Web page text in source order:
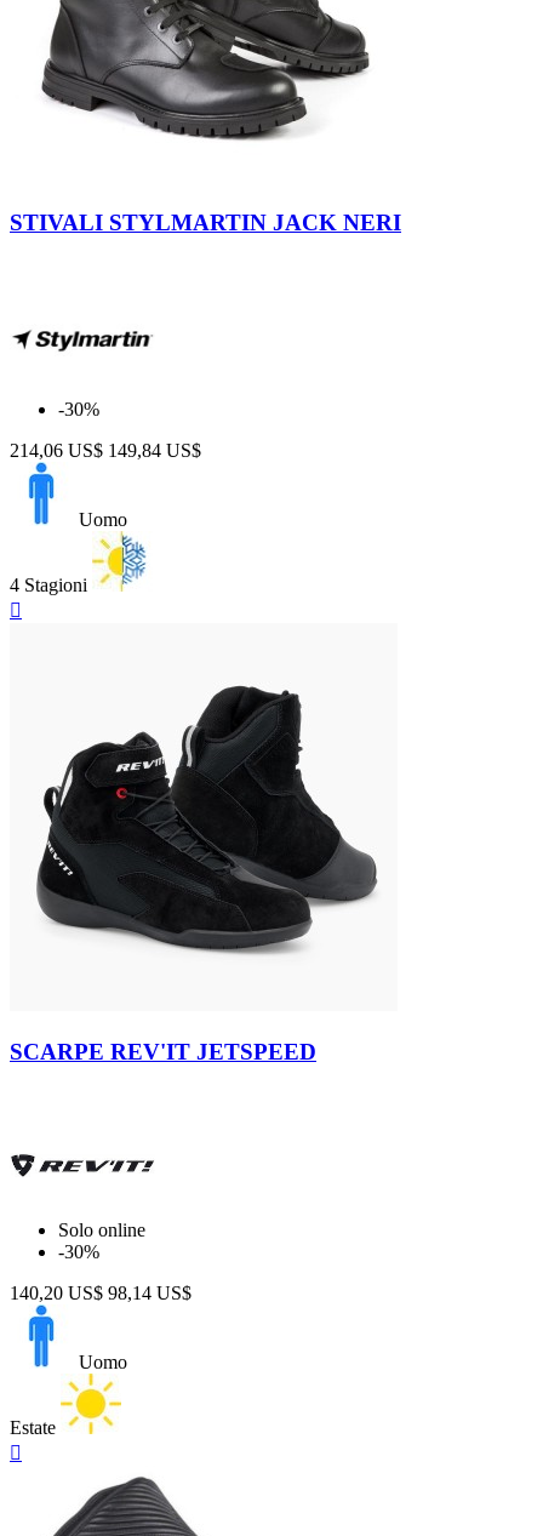
Nero
STIVALI STYLMARTIN JACK NERI
-30%
214,06 US$ 149,84 US$
Uomo
4 Stagioni

SCARPE REV'IT JETSPEED
Solo online
-30%
140,20 US$ 98,14 US$
Uomo
Estate
